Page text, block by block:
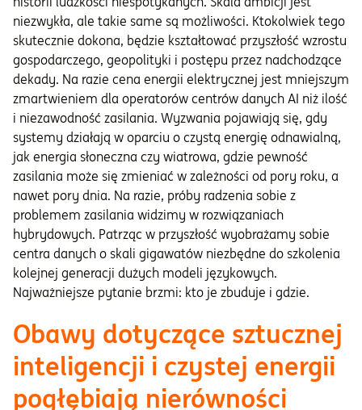
niezwykła, ale takie same są możliwości. Ktokolwiek tego
skutecznie dokona, będzie kształtować przyszłość wzrostu
gospodarczego, geopolityki i postępu przez nadchodzące
dekady. Na razie cena energii elektrycznej jest mniejszym
zmartwieniem dla operatorów centrów danych AI niż ilość
i niezawodność zasilania. Wyzwania pojawiają się, gdy
systemy działają w oparciu o czystą energię odnawialną,
jak energia słoneczna czy wiatrowa, gdzie pewność
zasilania może się zmieniać w zależności od pory roku, a
nawet pory dnia. Na razie, próby radzenia sobie z
problemem zasilania widzimy w rozwiązaniach
hybrydowych. Patrząc w przyszłość wyobrażamy sobie
centra danych o skali gigawatów niezbędne do szkolenia
kolejnej generacji dużych modeli językowych.
Najważniejsze pytanie brzmi: kto je zbuduje i gdzie.
Obawy dotyczące sztucznej
inteligencji i czystej energii
pogłębiają nierówności